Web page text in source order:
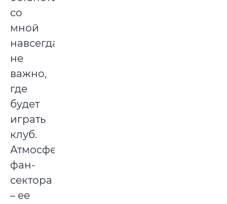
со
мной
навсегда,
не
важно,
где
будет
играть
клуб.
Атмосфера
фан-
сектора
– ее